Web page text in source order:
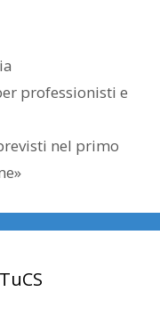
professionisti e
nel primo